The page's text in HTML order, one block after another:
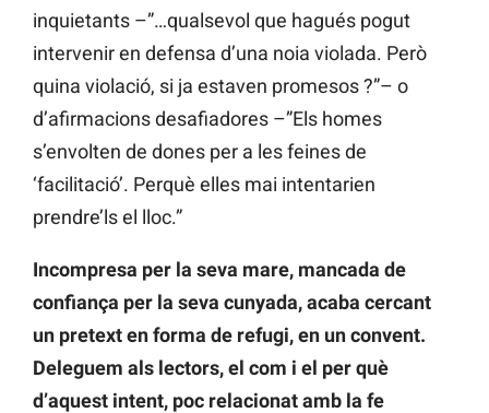
inquietants –”…qualsevol que hagués pogut
intervenir en defensa d’una noia violada. Però
quina violació, si ja estaven promesos ?”– o
d’afirmacions desafiadores –”Els homes
s’envolten de dones per a les feines de
‘facilitació’. Perquè elles mai intentarien
prendre’ls el lloc.”
Incompresa per la seva mare, mancada de
confiança per la seva cunyada, acaba cercant
un pretext en forma de refugi, en un convent.
Deleguem als lectors, el com i el per què
d’aquest intent, poc relacionat amb la fe